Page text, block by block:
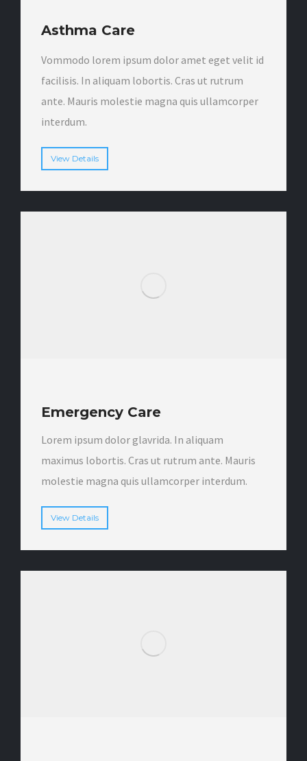
Asthma Care
Vommodo lorem ipsum dolor amet eget velit id
facilisis. In aliquam lobortis. Cras ut rutrum
ante. Mauris molestie magna quis ullamcorper
interdum.
View Details
Emergency Care
Lorem ipsum dolor glavrida. In aliquam
maximus lobortis. Cras ut rutrum ante. Mauris
molestie magna quis ullamcorper interdum.
View Details